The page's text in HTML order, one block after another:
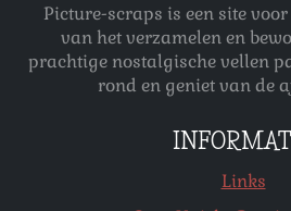
Picture-scraps is een site
van het verzamelen en
prachtige nostalgische vellen
rond en geniet van de
Links